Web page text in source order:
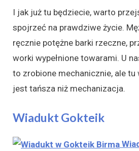
I jak już tu będziecie, warto
spojrzeć na prawdziwe życie.
ręcznie potężne barki rzeczne,
worki wypełnione towarami. U
to zrobione mechanicznie, ale tu
jest tańsza niż mechanizacja.
Wiadukt Gokteik